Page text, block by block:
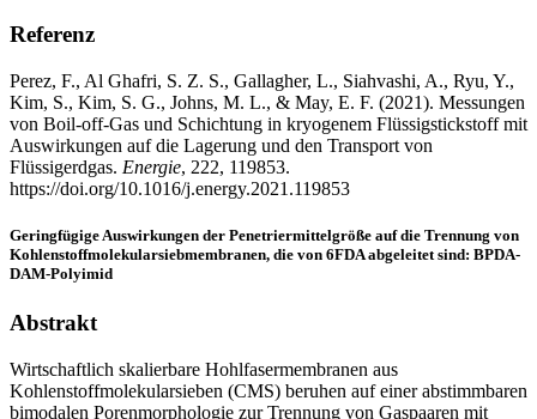
Referenz
Perez, F., Al Ghafri, S. Z. S., Gallagher, L., Siahvashi, A., Ryu, Y.,
Kim, S., Kim, S. G., Johns, M. L., & May, E. F. (2021). Messungen
von Boil-off-Gas und Schichtung in kryogenem Flüssigstickstoff mit
Auswirkungen auf die Lagerung und den Transport von
Flüssigerdgas. Energie, 222, 119853.
https://doi.org/10.1016/j.energy.2021.119853
Geringfügige Auswirkungen der Penetriermittelgröße auf die Trennung von
Kohlenstoffmolekularsiebmembranen, die von 6FDA abgeleitet sind: BPDA-
DAM-Polyimid
Abstrakt
Wirtschaftlich skalierbare Hohlfasermembranen aus
Kohlenstoffmolekularsieben (CMS) beruhen auf einer abstimmbaren
bimodalen Porenmorphologie zur Trennung von Gaspaaren mit